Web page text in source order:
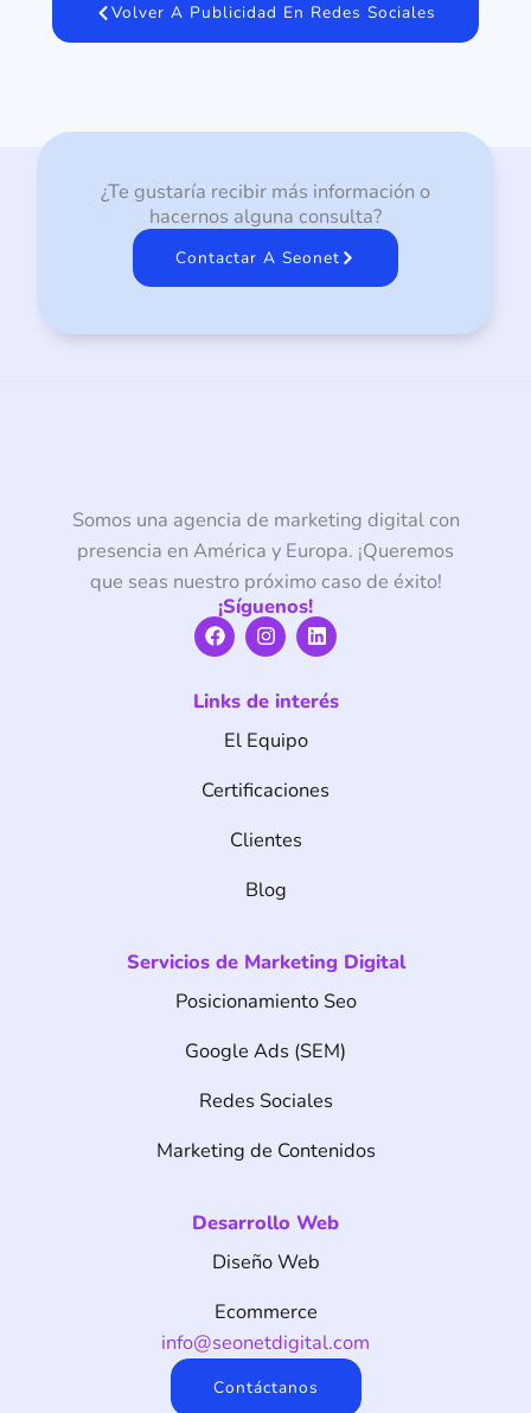
Volver A Publicidad En Redes Sociales
¿Te gustaría recibir más información o
hacernos alguna consulta?
Contactar A Seonet
Somos una agencia de marketing digital con
presencia en América y Europa. ¡Queremos
que seas nuestro próximo caso de éxito!
¡Síguenos!
F
a
c
b
I
n
s
a
r
m
L
i
n
k
e
Links de interés
El Equipo
Certificaciones
Clientes
Blog
Servicios de Marketing Digital
Posicionamiento Seo
Google Ads (SEM)
Redes Sociales
Marketing de Contenidos
Desarrollo Web
Diseño Web
Ecommerce
info@seonetdigital.com
Contáctanos